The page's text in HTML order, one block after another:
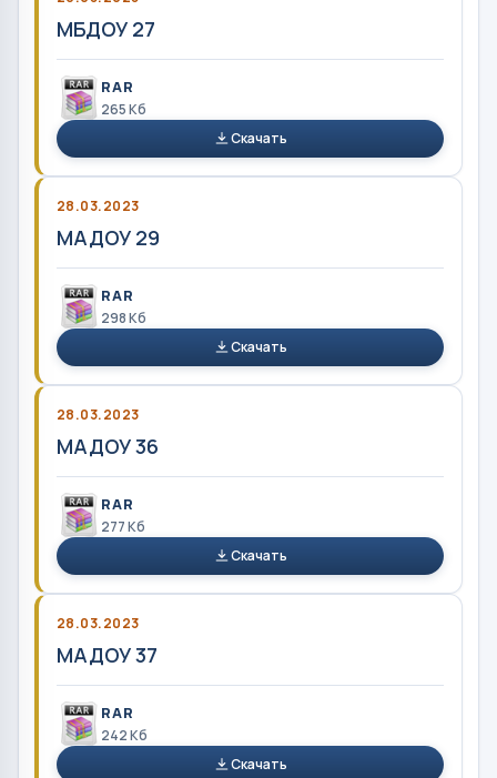
МБДОУ 27
RAR
265 Кб
Скачать
28.03.2023
МАДОУ 29
RAR
298 Кб
Скачать
28.03.2023
МАДОУ 36
RAR
277 Кб
Скачать
28.03.2023
МАДОУ 37
RAR
242 Кб
Скачать